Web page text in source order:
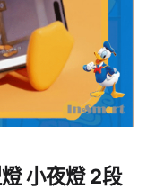
小夜燈 2段